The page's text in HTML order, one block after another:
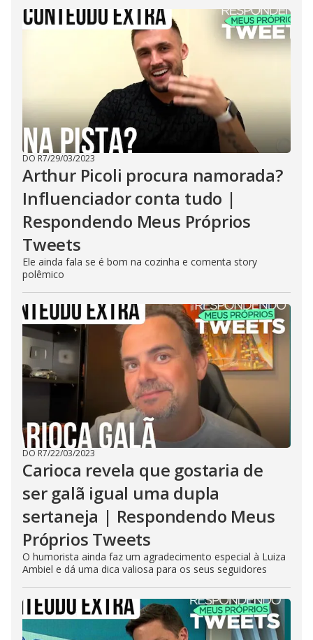
DO R7/29/03/2023
Arthur Picoli procura namorada?
Influenciador conta tudo |
Respondendo Meus Próprios
Tweets
Ele ainda fala se é bom na cozinha e comenta story
polêmico
DO R7/22/03/2023
Carioca revela que gostaria de
ser galã igual uma dupla
sertaneja | Respondendo Meus
Próprios Tweets
O humorista ainda faz um agradecimento especial à Luiza
Ambiel e dá uma dica valiosa para os seus seguidores